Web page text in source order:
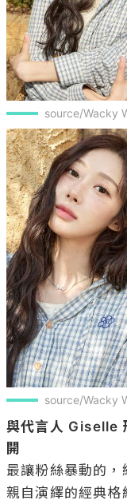
source/Wacky
source/Wacky
與代言人 Giselle
開
最讓粉絲暴動的
親自演繹的經典格